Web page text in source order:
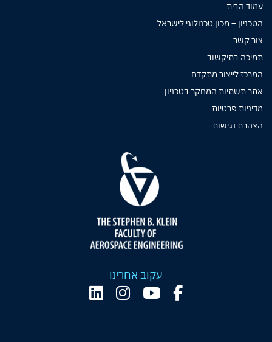
עמוד הבית
הטכניון – מכון טכנולוגי לישראל
צור קשר
תמיכה בתיקשוב
המרכז לייצור מתקדם
אתר תשתיות המחקר בטכניון
מדיניות פרטיות
הצהרת נגישות
עקוב אחרינו